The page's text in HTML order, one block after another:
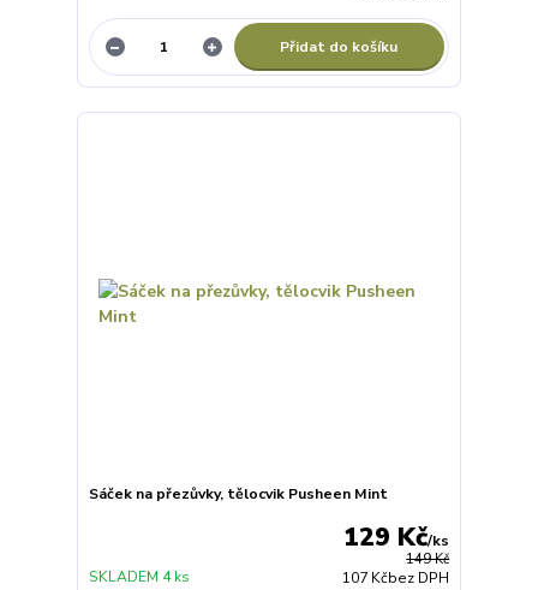
Přidat do košíku
Sáček na přezůvky, tělocvik Pusheen Mint
149 Kč
129 Kč/ks
107 Kčbez DPH
SKLADEM 4 ks